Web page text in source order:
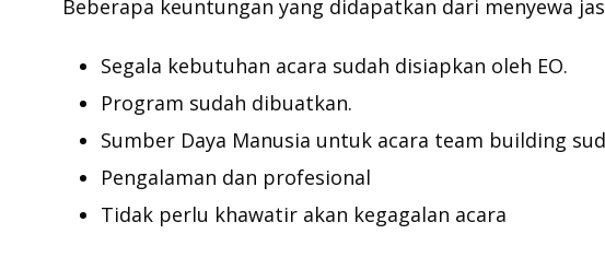
Beberapa keuntungan yang didapatkan dari menyewa
Segala kebutuhan acara sudah disiapkan oleh EO.
Program sudah dibuatkan.
Sumber Daya Manusia untuk acara team building
Pengalaman dan profesional
Tidak perlu khawatir akan kegagalan acara